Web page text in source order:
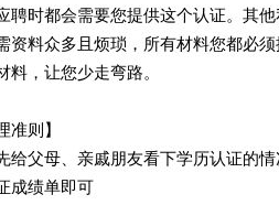
聘时都会需要您提供这个认证。其
资料众多且烦琐，所有材料您都必
，让您少走弯路。
则】
给父母、亲戚朋友看下学历认证的情
成绩单即可